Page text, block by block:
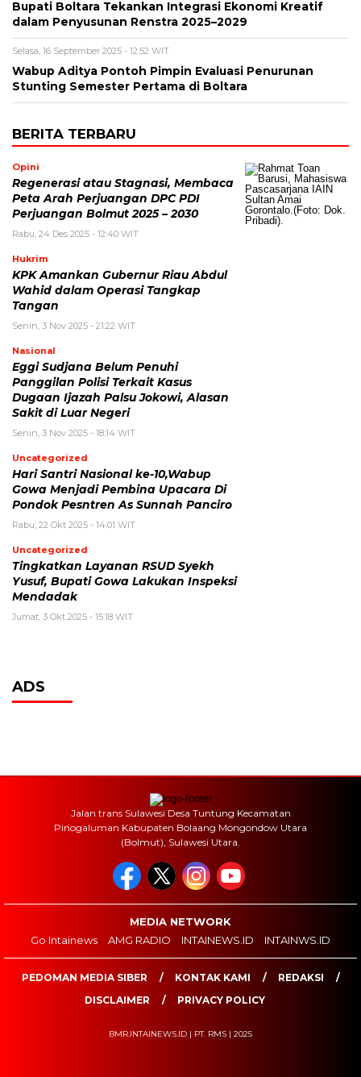
Bupati Boltara Tekankan Integrasi Ekonomi Kreatif
dalam Penyusunan Renstra 2025–2029
Selasa, 16 September 2025 - 12:52 WIT
Wabup Aditya Pontoh Pimpin Evaluasi Penurunan
Stunting Semester Pertama di Boltara
BERITA TERBARU
Opini
Regenerasi atau Stagnasi, Membaca
Peta Arah Perjuangan DPC PDI
Perjuangan Bolmut 2025 – 2030
Rabu, 24 Des 2025 - 12:40 WIT
Hukrim
KPK Amankan Gubernur Riau Abdul
Wahid dalam Operasi Tangkap
Tangan
Senin, 3 Nov 2025 - 21:22 WIT
Nasional
Eggi Sudjana Belum Penuhi
Panggilan Polisi Terkait Kasus
Dugaan Ijazah Palsu Jokowi, Alasan
Sakit di Luar Negeri
Senin, 3 Nov 2025 - 18:14 WIT
Uncategorized
Hari Santri Nasional ke-10,Wabup
Gowa Menjadi Pembina Upacara Di
Pondok Pesntren As Sunnah Panciro
Rabu, 22 Okt 2025 - 14:01 WIT
Uncategorized
Tingkatkan Layanan RSUD Syekh
Yusuf, Bupati Gowa Lakukan Inspeksi
Mendadak
Jumat, 3 Okt 2025 - 15:18 WIT
ADS
Jalan trans Sulawesi Desa Tuntung Kecamatan
Pinogaluman Kabupaten Bolaang Mongondow Utara
(Bolmut), Sulawesi Utara.
MEDIA NETWORK
Go Intainews
AMG RADIO INTAINEWS.ID INTAINWS.ID
PEDOMAN MEDIA SIBER KONTAK KAMI
REDAKSI
DISCLAIMER
PRIVACY POLICY
BMR.INTAINEWS.ID | PT. RMS | 2025